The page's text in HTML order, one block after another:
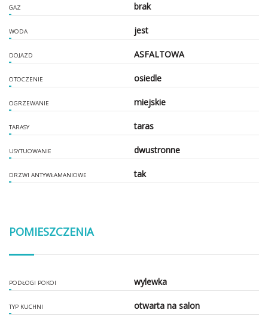
GAZ brak
WODA jest
DOJAZD ASFALTOWA
OTOCZENIE osiedle
OGRZEWANIE miejskie
TARASY taras
USYTUOWANIE dwustronne
DRZWI ANTYWŁAMANIOWE tak
POMIESZCZENIA
PODŁOGI POKOI wylewka
TYP KUCHNI otwarta na salon